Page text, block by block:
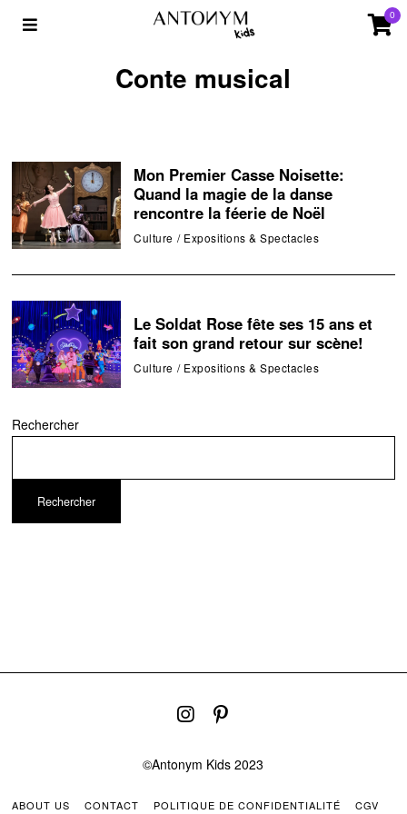
0
Conte musical
Mon Premier Casse Noisette:
Quand la magie de la danse
rencontre la féerie de Noël
Culture / Expositions & Spectacles
Le Soldat Rose fête ses 15 ans et
fait son grand retour sur scène!
Culture / Expositions & Spectacles
Rechercher
Rechercher
©Antonym Kids 2023
ABOUT US CONTACT POLITIQUE DE CONFIDENTIALITÉ
CGV